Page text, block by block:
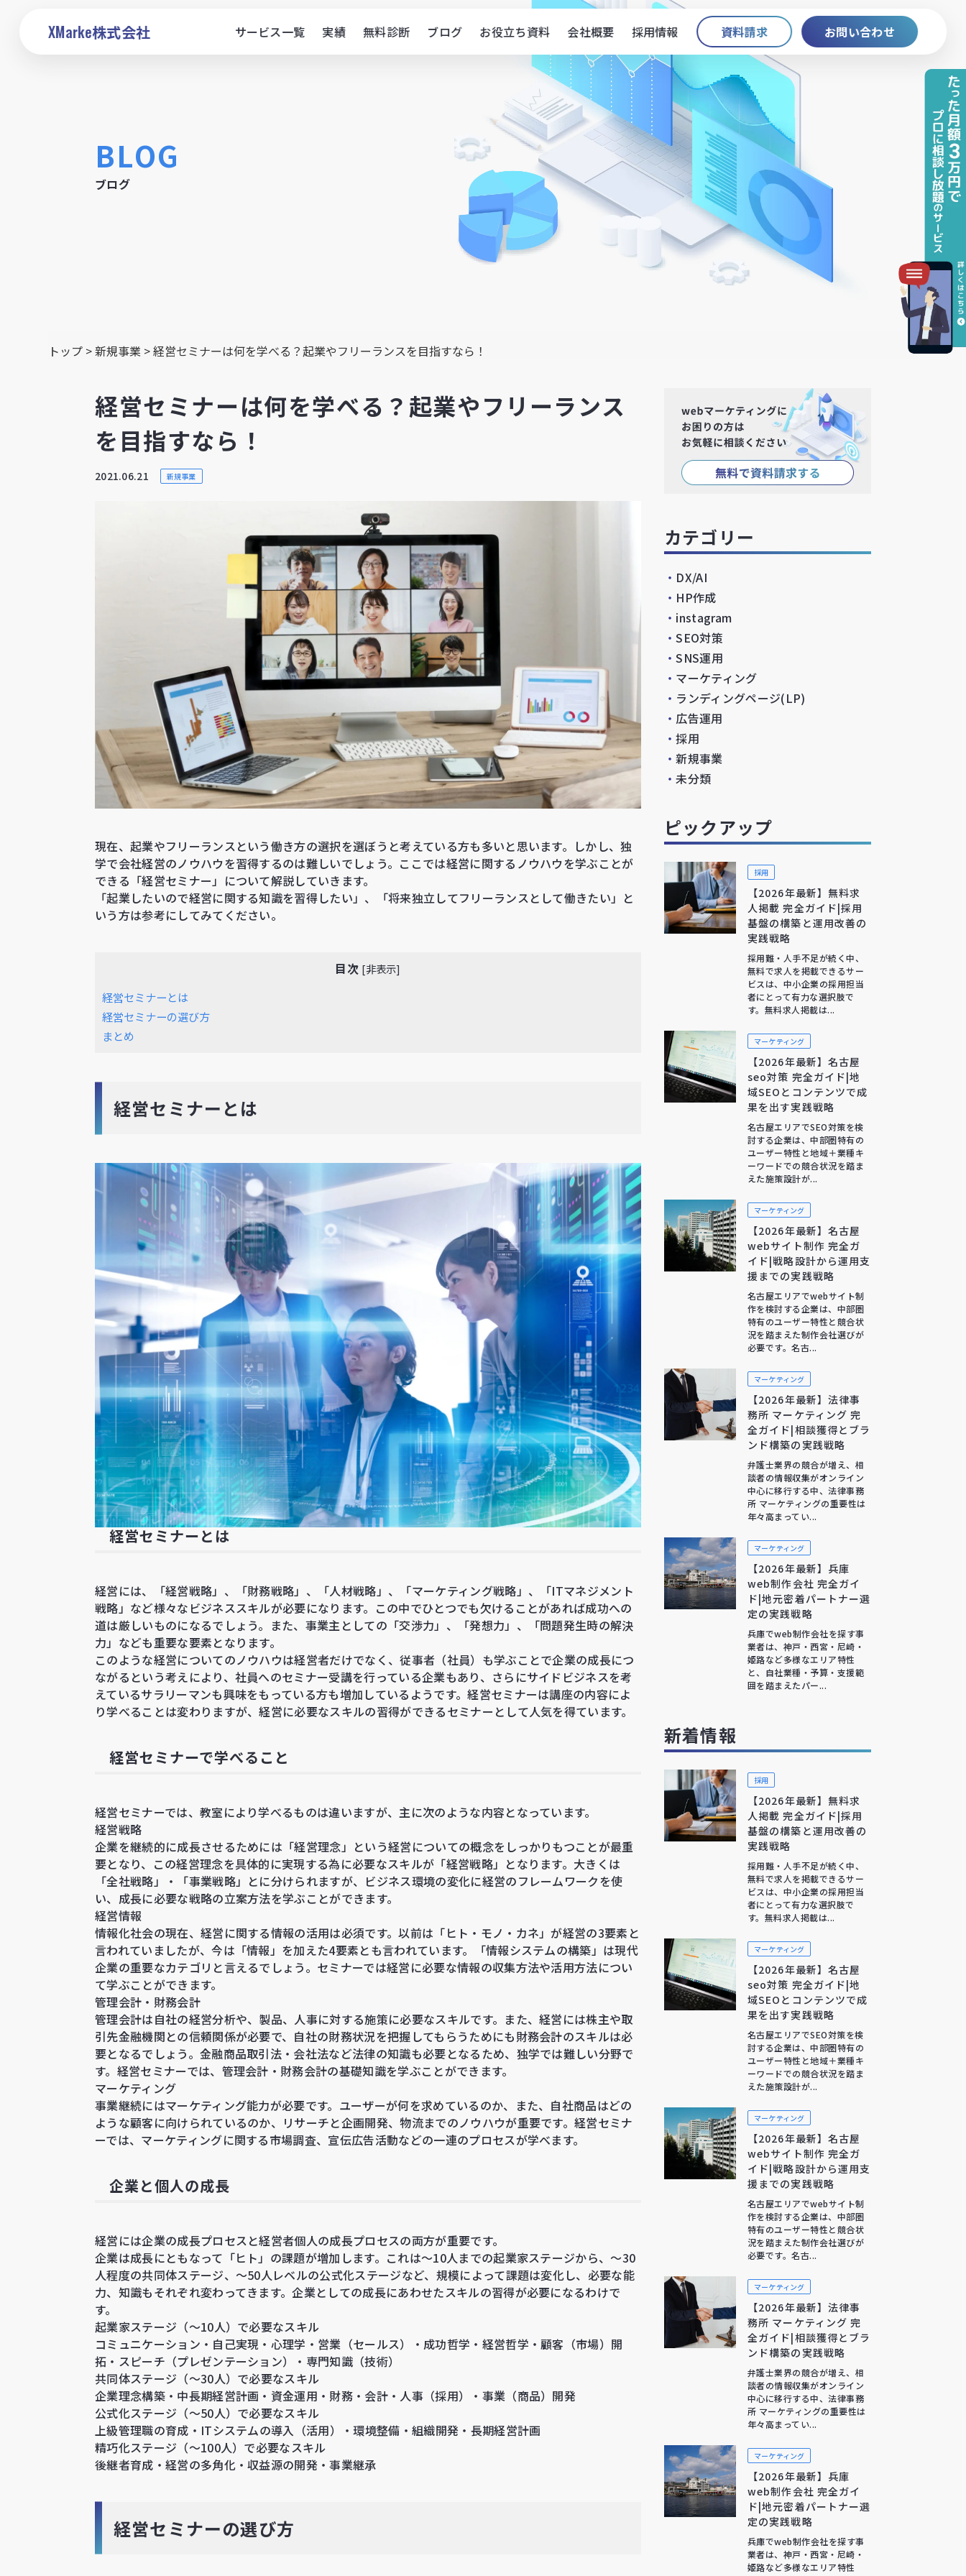
XMarke株式会社 サービス一覧 実績 無料診断 ブログ お役立ち資料 会社概要 採用情報 資料請求 お問い合わせ
BLOG
ブログ
トップ >新規事業 >経営セミナーは何を学べる？起業やフリーランスを目指すなら！
経営セミナーは何を学べる？起業やフリーランス
を目指すなら！
2021.06.21 新規事業
現在、起業やフリーランスという働き方の選択を選ぼうと考えている方も多いと思います。しかし、独
学で会社経営のノウハウを習得するのは難しいでしょう。ここでは経営に関するノウハウを学ぶことが
できる「経営セミナー」について解説していきます。
「起業したいので経営に関する知識を習得したい」、「将来独立してフリーランスとして働きたい」と
いう方は参考にしてみてください。
目次 [非表示]
経営セミナーとは
経営セミナーの選び方
まとめ
経営セミナーとは
経営セミナーとは
経営には、「経営戦略」、「財務戦略」、「人材戦略」、「マーケティング戦略」、「ITマネジメント
戦略」など様々なビジネススキルが必要になります。この中でひとつでも欠けることがあれば成功への
道は厳しいものになるでしょう。また、事業主としての「交渉力」、「発想力」、「問題発生時の解決
力」なども重要な要素となります。
このような経営についてのノウハウは経営者だけでなく、従事者（社員）も学ぶことで企業の成長につ
ながるという考えにより、社員へのセミナー受講を行っている企業もあり、さらにサイドビジネスを考
えているサラリーマンも興味をもっている方も増加しているようです。経営セミナーは講座の内容によ
り学べることは変わりますが、経営に必要なスキルの習得ができるセミナーとして人気を得ています。
経営セミナーで学べること
経営セミナーでは、教室により学べるものは違いますが、主に次のような内容となっています。
経営戦略
企業を継続的に成長させるためには「経営理念」という経営についての概念をしっかりもつことが最重
要となり、この経営理念を具体的に実現する為に必要なスキルが「経営戦略」となります。大きくは
「全社戦略」・「事業戦略」とに分けられますが、ビジネス環境の変化に経営のフレームワークを使
い、成長に必要な戦略の立案方法を学ぶことができます。
経営情報
情報化社会の現在、経営に関する情報の活用は必須です。以前は「ヒト・モノ・カネ」が経営の3要素と
言われていましたが、今は「情報」を加えた4要素とも言われています。「情報システムの構築」は現代
企業の重要なカテゴリと言えるでしょう。セミナーでは経営に必要な情報の収集方法や活用方法につい
て学ぶことができます。
管理会計・財務会計
管理会計は自社の経営分析や、製品、人事に対する施策に必要なスキルです。また、経営には株主や取
引先金融機関との信頼関係が必要で、自社の財務状況を把握してもらうためにも財務会計のスキルは必
要となるでしょう。金融商品取引法・会社法など法律の知識も必要となるため、独学では難しい分野で
す。経営セミナーでは、管理会計・財務会計の基礎知識を学ぶことができます。
マーケティング
事業継続にはマーケティング能力が必要です。ユーザーが何を求めているのか、また、自社商品はどの
ような顧客に向けられているのか、リサーチと企画開発、物流までのノウハウが重要です。経営セミナ
ーでは、マーケティングに関する市場調査、宣伝広告活動などの一連のプロセスが学べます。
企業と個人の成長
経営には企業の成長プロセスと経営者個人の成長プロセスの両方が重要です。
企業は成長にともなって「ヒト」の課題が増加します。これは～10人までの起業家ステージから、～30
人程度の共同体ステージ、～50人レベルの公式化ステージなど、規模によって課題は変化し、必要な能
力、知識もそれぞれ変わってきます。企業としての成長にあわせたスキルの習得が必要になるわけで
す。
起業家ステージ（～10人）で必要なスキル
コミュニケーション・自己実現・心理学・営業（セールス）・成功哲学・経営哲学・顧客（市場）開
拓・スピーチ（プレゼンテーション）・専門知識（技術）
共同体ステージ（～30人）で必要なスキル
企業理念構築・中長期経営計画・資金運用・財務・会計・人事（採用）・事業（商品）開発
公式化ステージ（～50人）で必要なスキル
上級管理職の育成・ITシステムの導入（活用）・環境整備・組織開発・長期経営計画
精巧化ステージ（～100人）で必要なスキル
後継者育成・経営の多角化・収益源の開発・事業継承
経営セミナーの選び方
カテゴリー
・ DX/AI
・ HP作成
・ instagram
・SEO対策
・SNS運用
・ マーケティング
・ ランディングページ(LP)
・ 広告運用
・採用
・新規事業
・未分類
ピックアップ
採用
【2026年最新】無料求
人掲載 完全ガイド|採用
基盤の構築と運用改善の
実践戦略
採用難・人手不足が続く中、
無料で求人を掲載できるサー
ビスは、中小企業の採用担当
者にとって有力な選択肢で
す。無料求人掲載は...
マーケティング
【2026年最新】名古屋
seo対策 完全ガイド|地
域SEOとコンテンツで成
果を出す実践戦略
名古屋エリアでSEO対策を検
討する企業は、中部圏特有の
ユーザー特性と地域＋業種キ
ーワードでの競合状況を踏ま
えた施策設計が...
マーケティング
【2026年最新】名古屋
webサイト制作 完全ガ
イド|戦略設計から運用支
援までの実践戦略
名古屋エリアでwebサイト制
作を検討する企業は、中部圏
特有のユーザー特性と競合状
況を踏まえた制作会社選びが
必要です。名古...
マーケティング
【2026年最新】法律事
務所 マーケティング 完
全ガイド|相談獲得とブラ
ンド構築の実践戦略
弁護士業界の競合が増え、相
談者の情報収集がオンライン
中心に移行する中、法律事務
所 マーケティングの重要性は
年々高まってい...
マーケティング
【2026年最新】兵庫
web制作会社 完全ガイ
ド|地元密着パートナー選
定の実践戦略
兵庫でweb制作会社を探す事
業者は、神戸・西宮・尼崎・
姫路など多様なエリア特性
と、自社業種・予算・支援範
囲を踏まえたパー...
新着情報
採用
【2026年最新】無料求
人掲載 完全ガイド|採用
基盤の構築と運用改善の
実践戦略
採用難・人手不足が続く中、
無料で求人を掲載できるサー
ビスは、中小企業の採用担当
者にとって有力な選択肢で
す。無料求人掲載は...
マーケティング
【2026年最新】名古屋
seo対策 完全ガイド|地
域SEOとコンテンツで成
果を出す実践戦略
名古屋エリアでSEO対策を検
討する企業は、中部圏特有の
ユーザー特性と地域＋業種キ
ーワードでの競合状況を踏ま
えた施策設計が...
マーケティング
【2026年最新】名古屋
webサイト制作 完全ガ
イド|戦略設計から運用支
援までの実践戦略
名古屋エリアでwebサイト制
作を検討する企業は、中部圏
特有のユーザー特性と競合状
況を踏まえた制作会社選びが
必要です。名古...
マーケティング
【2026年最新】法律事
務所 マーケティング 完
全ガイド|相談獲得とブラ
ンド構築の実践戦略
弁護士業界の競合が増え、相
談者の情報収集がオンライン
中心に移行する中、法律事務
所 マーケティングの重要性は
年々高まってい...
マーケティング
【2026年最新】兵庫
web制作会社 完全ガイ
ド|地元密着パートナー選
定の実践戦略
兵庫でweb制作会社を探す事
業者は、神戸・西宮・尼崎・
姫路など多様なエリア特性